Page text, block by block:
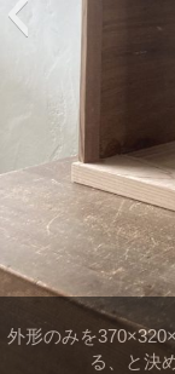
外形のみを
る、と決